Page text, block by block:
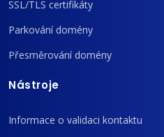
SSL/TLS certifikáty
Parkování domény
Přesměrování domény
Nástroje
Informace o validaci kontaktu